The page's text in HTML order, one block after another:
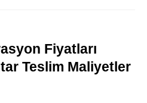
Fiyatları
Teslim Maliyetler